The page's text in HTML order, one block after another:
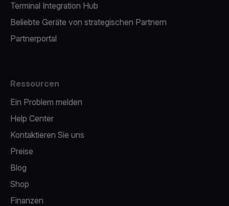
Terminal Integration Hub
Beliebte Geräte von strategischen Partnern
Partnerportal
Ressourcen
Ein Problem melden
Help Center
Kontaktieren Sie uns
Preise
Blog
Shop
Finanzen